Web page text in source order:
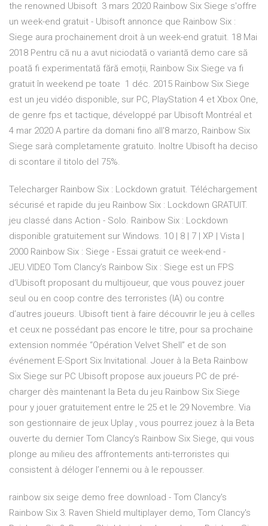
the renowned Ubisoft 3 mars 2020 Rainbow Six Siege s'offre
un week-end gratuit - Ubisoft annonce que Rainbow Six :
Siege aura prochainement droit à un week-end gratuit. 18 Mai
2018 Pentru că nu a avut niciodată o variantă demo care să
poată fi experimentată fără emoții, Rainbow Six Siege va fi
gratuit în weekend pe toate 1 déc. 2015 Rainbow Six Siege
est un jeu vidéo disponible, sur PC, PlayStation 4 et Xbox One,
de genre fps et tactique, développé par Ubisoft Montréal et
4 mar 2020 A partire da domani fino all'8 marzo, Rainbow Six
Siege sarà completamente gratuito. Inoltre Ubisoft ha deciso
di scontare il titolo del 75%.
Telecharger Rainbow Six : Lockdown gratuit. Téléchargement
sécurisé et rapide du jeu Rainbow Six : Lockdown GRATUIT.
jeu classé dans Action - Solo. Rainbow Six : Lockdown
disponible gratuitement sur Windows. 10 | 8 | 7 | XP | Vista |
2000 Rainbow Six : Siege - Essai gratuit ce week-end -
JEU.VIDEO Tom Clancy’s Rainbow Six : Siege est un FPS
d‘Ubisoft proposant du multijoueur, que vous pouvez jouer
seul ou en coop contre des terroristes (IA) ou contre
d’autres joueurs. Ubisoft tient à faire découvrir le jeu à celles
et ceux ne possédant pas encore le titre, pour sa prochaine
extension nommée “Opération Velvet Shell” et de son
événement E-Sport Six Invitational. Jouer à la Beta Rainbow
Six Siege sur PC Ubisoft propose aux joueurs PC de pré-
charger dès maintenant la Beta du jeu Rainbow Six Siege
pour y jouer gratuitement entre le 25 et le 29 Novembre. Via
son gestionnaire de jeux Uplay , vous pourrez jouez à la Beta
ouverte du dernier Tom Clancy’s Rainbow Six Siege, qui vous
plonge au milieu des affrontements anti-terroristes qui
consistent à déloger l’ennemi ou à le repousser.
rainbow six seige demo free download - Tom Clancy's
Rainbow Six 3: Raven Shield multiplayer demo, Tom Clancy's